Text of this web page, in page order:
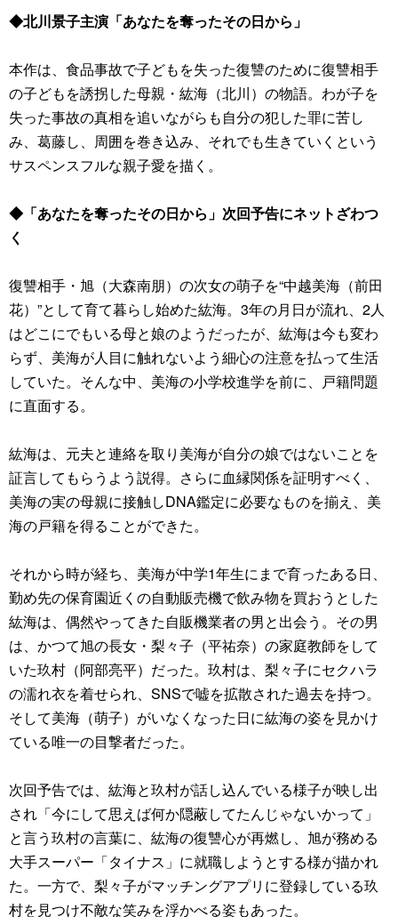
◆北川景子主演「あなたを奪ったその日から」
本作は、食品事故で子どもを失った復讐のために復讐相手
の子どもを誘拐した母親・紘海（北川）の物語。わが子を
失った事故の真相を追いながらも自分の犯した罪に苦し
み、葛藤し、周囲を巻き込み、それでも生きていくという
サスペンスフルな親子愛を描く。
◆「あなたを奪ったその日から」次回予告にネットざわつ
く
復讐相手・旭（大森南朋）の次女の萌子を“中越美海（前田
花）”として育て暮らし始めた紘海。3年の月日が流れ、2人
はどこにでもいる母と娘のようだったが、紘海は今も変わ
らず、美海が人目に触れないよう細心の注意を払って生活
していた。そんな中、美海の小学校進学を前に、戸籍問題
に直面する。
紘海は、元夫と連絡を取り美海が自分の娘ではないことを
証言してもらうよう説得。さらに血縁関係を証明すべく、
美海の実の母親に接触しDNA鑑定に必要なものを揃え、美
海の戸籍を得ることができた。
それから時が経ち、美海が中学1年生にまで育ったある日、
勤め先の保育園近くの自動販売機で飲み物を買おうとした
紘海は、偶然やってきた自販機業者の男と出会う。その男
は、かつて旭の長女・梨々子（平祐奈）の家庭教師をして
いた玖村（阿部亮平）だった。玖村は、梨々子にセクハラ
の濡れ衣を着せられ、SNSで嘘を拡散された過去を持つ。
そして美海（萌子）がいなくなった日に紘海の姿を見かけ
ている唯一の目撃者だった。
次回予告では、紘海と玖村が話し込んでいる様子が映し出
され「今にして思えば何か隠蔽してたんじゃないかって」
と言う玖村の言葉に、紘海の復讐心が再燃し、旭が務める
大手スーパー「タイナス」に就職しようとする様が描かれ
た。一方で、梨々子がマッチングアプリに登録している玖
村を見つけ不敵な笑みを浮かべる姿もあった。